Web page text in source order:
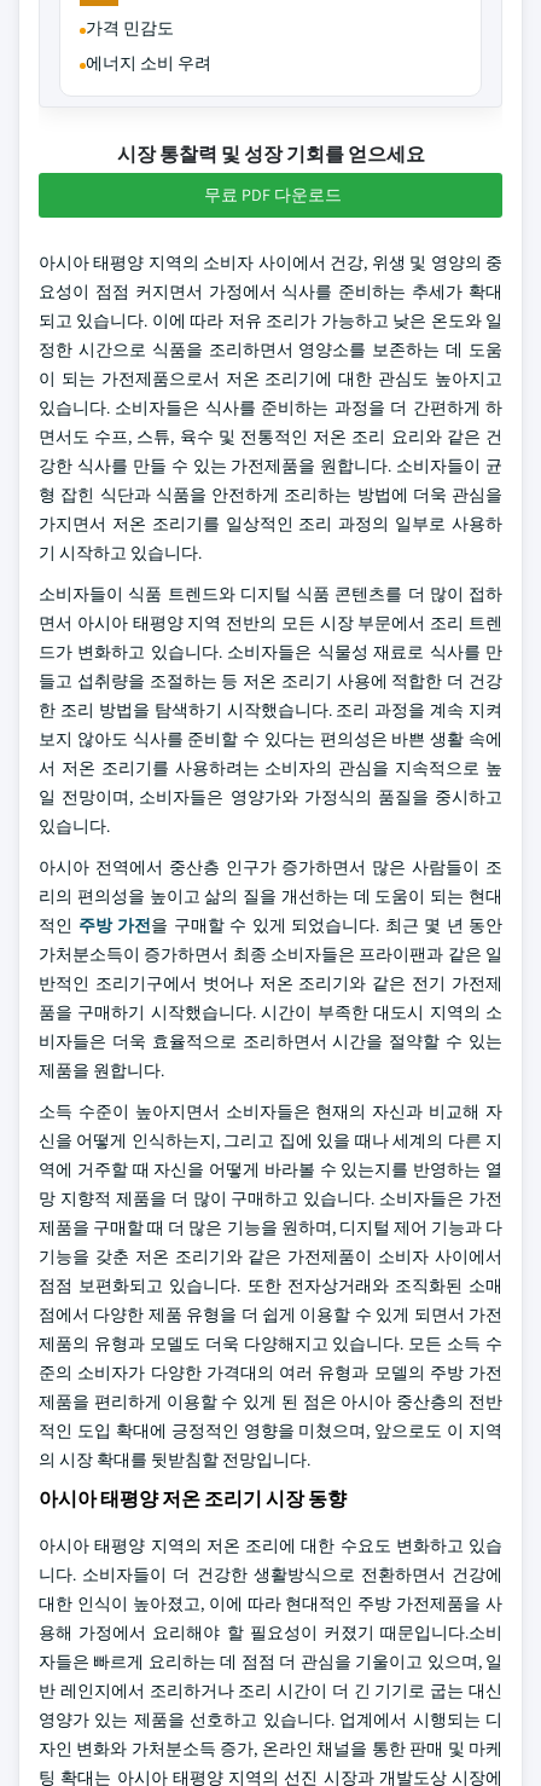
가격 민감도
에너지 소비 우려
시장 통찰력 및 성장 기회를 얻으세요
무료 PDF 다운로드
아시아 태평양 지역의 소비자 사이에서 건강, 위생 및 영양의 중
요성이 점점 커지면서 가정에서 식사를 준비하는 추세가 확대
되고 있습니다. 이에 따라 저유 조리가 가능하고 낮은 온도와 일
정한 시간으로 식품을 조리하면서 영양소를 보존하는 데 도움
이 되는 가전제품으로서 저온 조리기에 대한 관심도 높아지고
있습니다. 소비자들은 식사를 준비하는 과정을 더 간편하게 하
면서도 수프, 스튜, 육수 및 전통적인 저온 조리 요리와 같은 건
강한 식사를 만들 수 있는 가전제품을 원합니다. 소비자들이 균
형 잡힌 식단과 식품을 안전하게 조리하는 방법에 더욱 관심을
가지면서 저온 조리기를 일상적인 조리 과정의 일부로 사용하
기 시작하고 있습니다.
소비자들이 식품 트렌드와 디지털 식품 콘텐츠를 더 많이 접하
면서 아시아 태평양 지역 전반의 모든 시장 부문에서 조리 트렌
드가 변화하고 있습니다. 소비자들은 식물성 재료로 식사를 만
들고 섭취량을 조절하는 등 저온 조리기 사용에 적합한 더 건강
한 조리 방법을 탐색하기 시작했습니다. 조리 과정을 계속 지켜
보지 않아도 식사를 준비할 수 있다는 편의성은 바쁜 생활 속에
서 저온 조리기를 사용하려는 소비자의 관심을 지속적으로 높
일 전망이며, 소비자들은 영양가와 가정식의 품질을 중시하고
있습니다.
아시아 전역에서 중산층 인구가 증가하면서 많은 사람들이 조
리의 편의성을 높이고 삶의 질을 개선하는 데 도움이 되는 현대
적인 주방 가전을 구매할 수 있게 되었습니다. 최근 몇 년 동안
가처분소득이 증가하면서 최종 소비자들은 프라이팬과 같은 일
반적인 조리기구에서 벗어나 저온 조리기와 같은 전기 가전제
품을 구매하기 시작했습니다. 시간이 부족한 대도시 지역의 소
비자들은 더욱 효율적으로 조리하면서 시간을 절약할 수 있는
제품을 원합니다.
소득 수준이 높아지면서 소비자들은 현재의 자신과 비교해 자
신을 어떻게 인식하는지, 그리고 집에 있을 때나 세계의 다른 지
역에 거주할 때 자신을 어떻게 바라볼 수 있는지를 반영하는 열
망 지향적 제품을 더 많이 구매하고 있습니다. 소비자들은 가전
제품을 구매할 때 더 많은 기능을 원하며, 디지털 제어 기능과 다
기능을 갖춘 저온 조리기와 같은 가전제품이 소비자 사이에서
점점 보편화되고 있습니다. 또한 전자상거래와 조직화된 소매
점에서 다양한 제품 유형을 더 쉽게 이용할 수 있게 되면서 가전
제품의 유형과 모델도 더욱 다양해지고 있습니다. 모든 소득 수
준의 소비자가 다양한 가격대의 여러 유형과 모델의 주방 가전
제품을 편리하게 이용할 수 있게 된 점은 아시아 중산층의 전반
적인 도입 확대에 긍정적인 영향을 미쳤으며, 앞으로도 이 지역
의 시장 확대를 뒷받침할 전망입니다.
아시아 태평양 저온 조리기 시장 동향
아시아 태평양 지역의 저온 조리에 대한 수요도 변화하고 있습
니다. 소비자들이 더 건강한 생활방식으로 전환하면서 건강에
대한 인식이 높아졌고, 이에 따라 현대적인 주방 가전제품을 사
용해 가정에서 요리해야 할 필요성이 커졌기 때문입니다.소비
자들은 빠르게 요리하는 데 점점 더 관심을 기울이고 있으며, 일
반 레인지에서 조리하거나 조리 시간이 더 긴 기기로 굽는 대신
영양가 있는 제품을 선호하고 있습니다. 업계에서 시행되는 디
자인 변화와 가처분소득 증가, 온라인 채널을 통한 판매 및 마케
팅 확대는 아시아 태평양 지역의 선진 시장과 개발도상 시장에